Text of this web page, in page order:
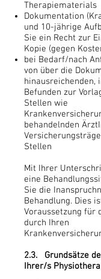
Therapiematerials
Dokumentation
und 10-jährige
Sie ein Recht zur
Kopie (gegen
bei Bedarf/nach
von über die
hinausreichenden,
Befunden zur
Stellen wie
behandelnden
Stellen
Mit Ihrer
eine
Sie die
Behandlung. Dies
Voraussetzung für
durch Ihren
2.3. Grundsätze
Ihrer/s